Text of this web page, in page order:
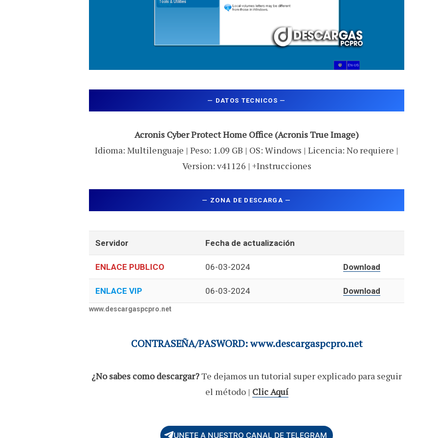
— DATOS TECNICOS —
Acronis Cyber Protect Home Office (Acronis True Image)
Idioma: Multilenguaje | Peso: 1.09 GB | OS: Windows | Licencia: No requiere |
Version: v41126 | +Instrucciones
— ZONA DE DESCARGA —
Servidor Fecha de actualización
ENLACE PUBLICO 06-03-2024 Download
ENLACE VIP 06-03-2024 Download
www.descargaspcpro.net
CONTRASEÑA/PASWORD: www.descargaspcpro.net
¿No sabes como descargar?Te dejamos un tutorial super explicado para seguir
el método | Clic Aquí
UNETE A NUESTRO CANAL DE TELEGRAM